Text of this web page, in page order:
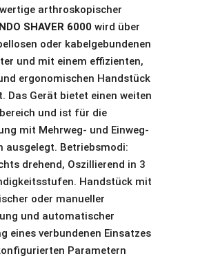
arthroskopischer
SHAVER 6000wird über
oder kabelgebundenen
und mit einem effizienten,
ergonomischen Handstück
Das Gerät bietet einen weiten
und ist für die
mit Mehrweg- und Einweg-
ausgelegt. Betriebsmodi:
drehend, Oszillierend in 3
Handstück mit
oder manueller
und automatischer
eines verbundenen Einsatzes
Parametern